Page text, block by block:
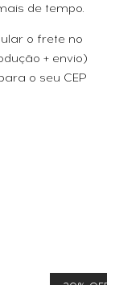
de tempo.
o frete no
+ envio)
o seu CEP